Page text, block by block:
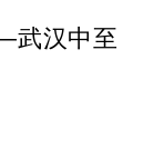
武汉中至